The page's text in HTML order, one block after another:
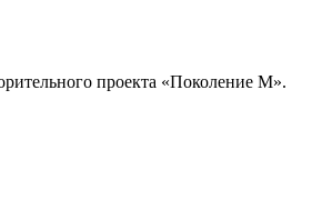
проекта «Поколение М».